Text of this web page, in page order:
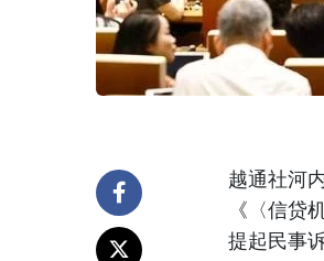
越通社河
《〈信贷
提起民事